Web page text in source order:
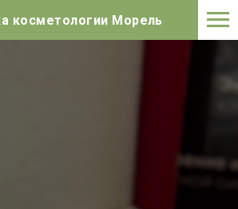
косметологии Морель